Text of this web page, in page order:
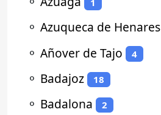
1
⚬ Azuqueca de Henares
⚬ Añover de Tajo 4
⚬ Badajoz 18
⚬ Badalona 2